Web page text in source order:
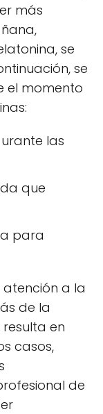
más
se
se
el momento
las
que
para
a la
de la
en
casos,
de